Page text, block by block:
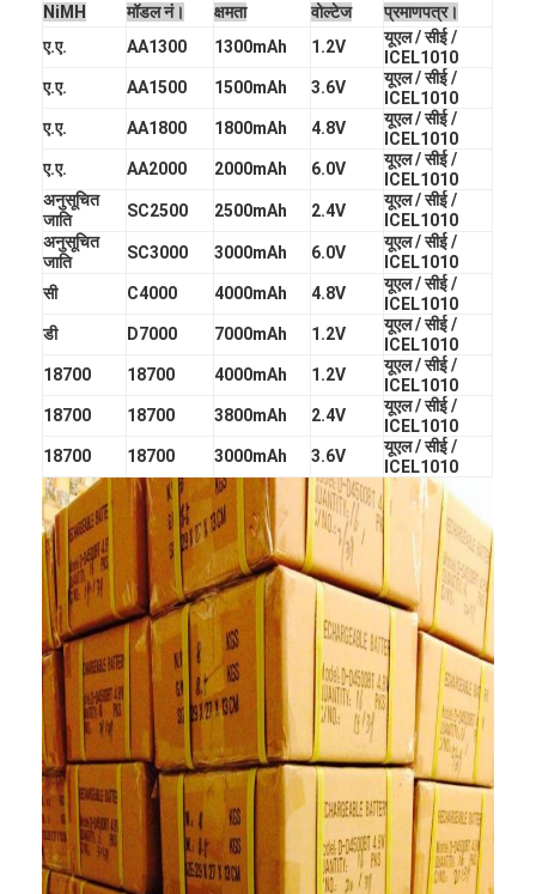
एनआईसीडी रिचार्जेबल बैटरी
एलसीडी बैटरी चार्जर
निम बैटरी पैक
लिथियम आयन बैटरी पैक
रिचार्जेबल फ्लैशलाइट बैटरी
आपातकालीन प्रकाश बैटरी
ली Socl2 बैटरी
प्राथमिक लिथियम बैटरी
हाइब्रिड कार बैटरी
NiMH
मॉडल नं। क्षमता वोल्टेज
प्रमाणपत्र।
ए.ए.
AA1300 1300mAh 1.2V
यूएल / सीई /
ICEL1010
ए.ए.
AA1500 1500mAh 3.6V
यूएल / सीई /
ICEL1010
ए.ए.
AA1800 1800mAh 4.8V
यूएल / सीई /
ICEL1010
ए.ए.
AA2000 2000mAh 6.0V
यूएल / सीई /
ICEL1010
अनुसूचित
जाति
SC2500 2500mAh 2.4V
यूएल / सीई /
ICEL1010
अनुसूचित
जाति
SC3000 3000mAh 6.0V
यूएल / सीई /
ICEL1010
सी
C4000 4000mAh 4.8V
यूएल / सीई /
ICEL1010
डी
D7000 7000mAh 1.2V
यूएल / सीई /
ICEL1010
18700
18700 4000mAh 1.2V
यूएल / सीई /
ICEL1010
18700
18700 3800mAh 2.4V
यूएल / सीई /
ICEL1010
18700
18700 3000mAh 3.6V
यूएल / सीई /
ICEL1010